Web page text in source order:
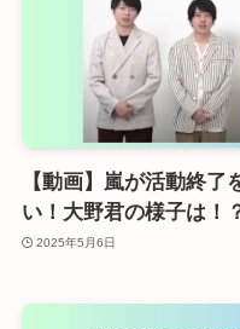
【動画】嵐が活動終
い！大野君の様子は！
2025年5月6日